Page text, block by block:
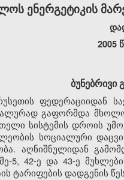
ენერგეტიკის
2005
ბუნებრივი
ფედერაციიდან
გაფორმდა
სისტემის დროის
სოციალური
აღნიშნულიდან
5, 42-ე და 43-ე
ტარიფების დადგენის